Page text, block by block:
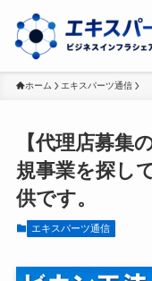
ホーム エキスパーツ通信
【代理店募集
規事業を探し
供です。
エキスパーツ通信